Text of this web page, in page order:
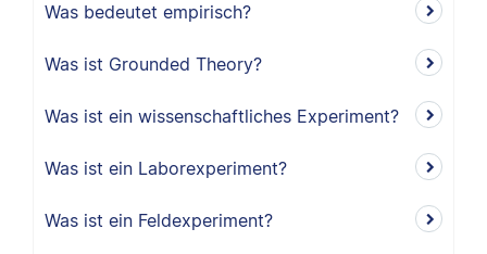
Was bedeutet empirisch?
Was ist Grounded Theory?
Was ist ein wissenschaftliches Experiment?
Was ist ein Laborexperiment?
Was ist ein Feldexperiment?